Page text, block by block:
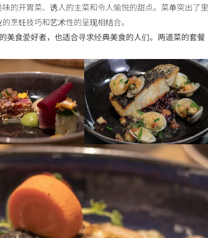
的开胃菜、诱人的主菜和令人愉悦的甜点。菜单突出了里
烹饪技巧和艺术性的呈现相结合。
美食爱好者，也适合寻求经典美食的人们。两道菜的套餐